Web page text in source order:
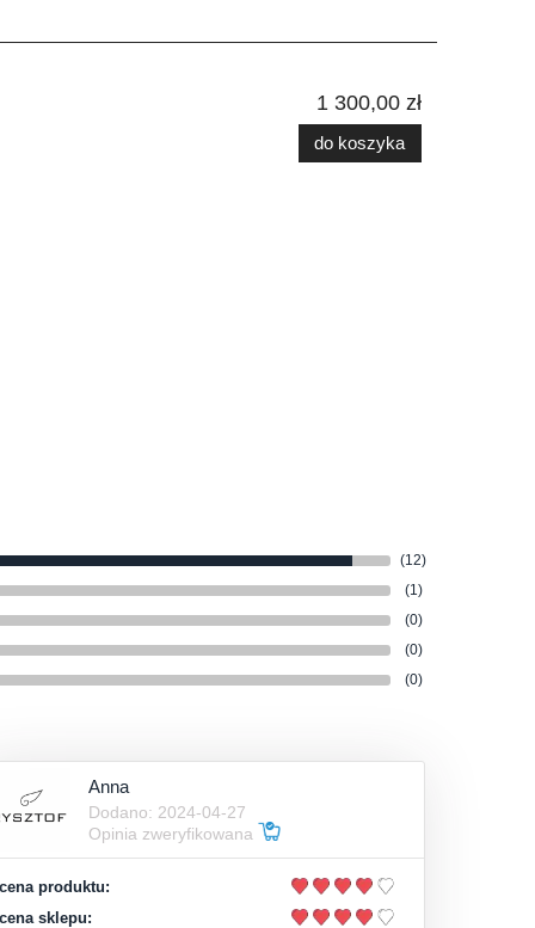
1 300,00 zł
do koszyka
(12)
(1)
(0)
(0)
(0)
Anna
Dodano: 2024-04-27
Opinia zweryfikowana
produktu:
sklepu: